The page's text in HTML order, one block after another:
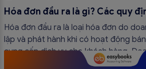
Hóa đơn đầu ra là gì? Các quy
bắt buộc mới nhất
Hóa đơn đầu ra là loại hóa đơn do
lập và phát hành khi có hoạt động
cung cấp dịch vụ cho khách hàng.
quy trình vận hành và tránh được